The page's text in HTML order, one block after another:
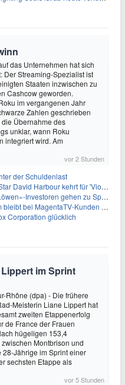
das Unternehmen hat sich
Der Streaming-Spezialist ist
Staaten inzwischen zu
Cashcow geworden.
im vergangenen Jahr
Zahlen geschrieben
Übernahme des
unklar, wann Roku
integriert wird. Am
vor 2 Stunden
der Schuldenlast
für 'Violent Night 2' zurück – Kristen Bell stößt zur Besetzung
Investoren gehen zu Springer
bei MagentaTV-Kunden vage
Corporation glücklich
im Sprint
Rhône (dpa) - Die frühere
Meisterin Liane Lippert hat
zweiten Etappenerfolg
de France der Frauen
hügeligen 153,4
Montbrison und
28-Jährige im Sprint einer
sechsten Etappe als
vor 5 Stunden